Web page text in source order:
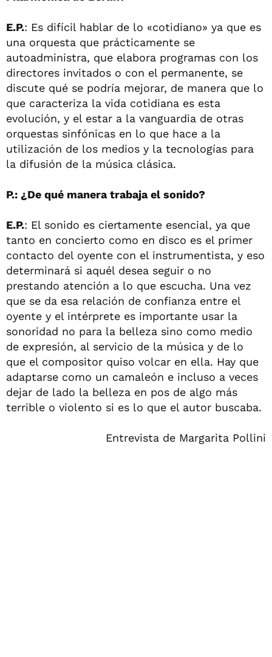
E.P.: Es difícil hablar de lo «cotidiano» ya que es
una orquesta que prácticamente se
autoadministra, que elabora programas con los
directores invitados o con el permanente, se
discute qué se podría mejorar, de manera que lo
que caracteriza la vida cotidiana es esta
evolución, y el estar a la vanguardia de otras
orquestas sinfónicas en lo que hace a la
utilización de los medios y la tecnologías para
la difusión de la música clásica.
P.: ¿De qué manera trabaja el sonido?
E.P.: El sonido es ciertamente esencial, ya que
tanto en concierto como en disco es el primer
contacto del oyente con el instrumentista, y eso
determinará si aquél desea seguir o no
prestando atención a lo que escucha. Una vez
que se da esa relación de confianza entre el
oyente y el intérprete es importante usar la
sonoridad no para la belleza sino como medio
de expresión, al servicio de la música y de lo
que el compositor quiso volcar en ella. Hay que
adaptarse como un camaleón e incluso a veces
dejar de lado la belleza en pos de algo más
terrible o violento si es lo que el autor buscaba.
Entrevista de Margarita Pollini